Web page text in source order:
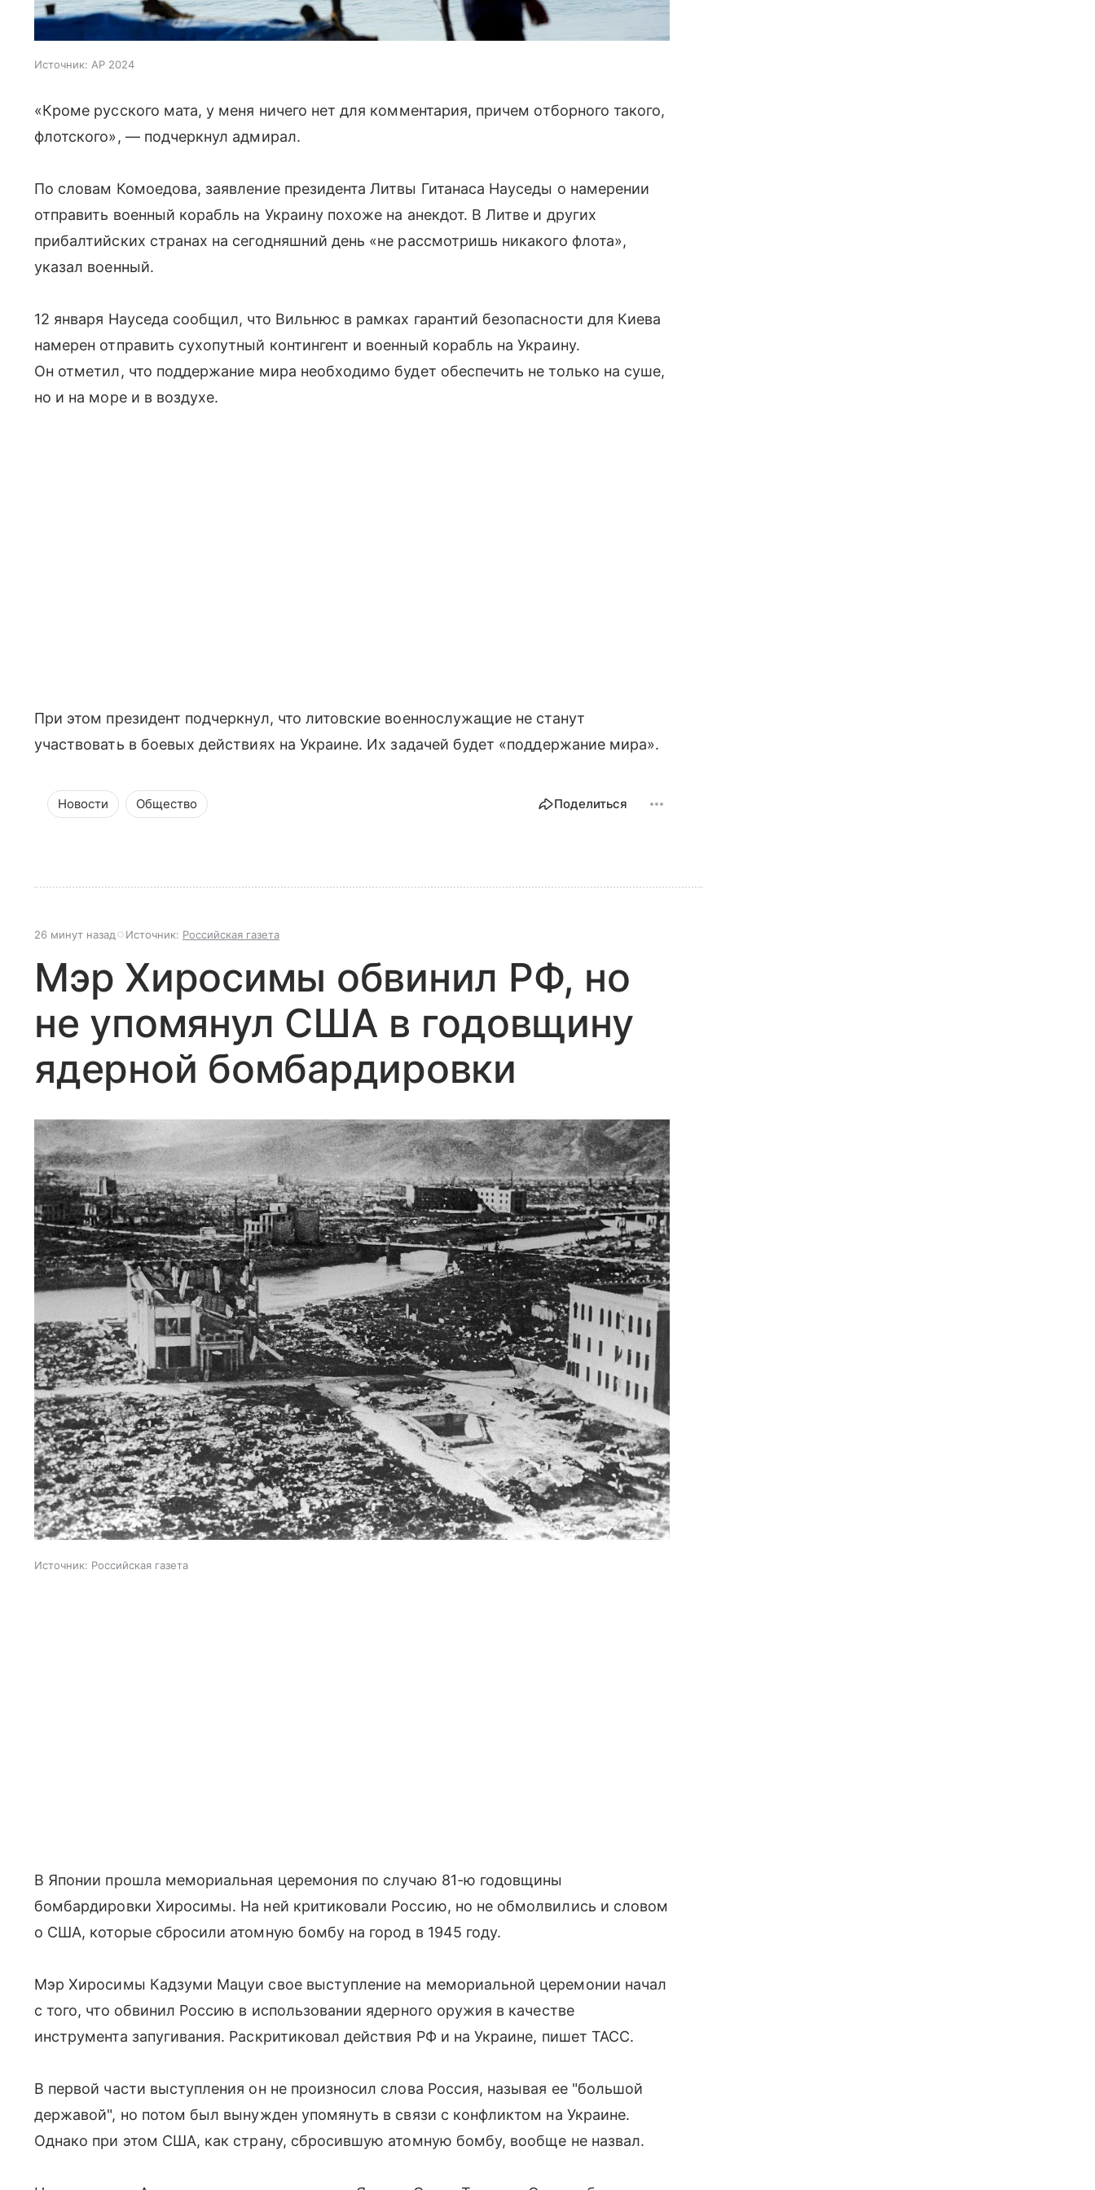
Источник: AP 2024
«Кроме русского мата, у меня ничего нет для комментария, причем отборного такого,
флотского», — подчеркнул адмирал.
По словам Комоедова, заявление президента Литвы Гитанаса Науседы о намерении
отправить военный корабль на Украину похоже на анекдот. В Литве и других
прибалтийских странах на сегодняшний день «не рассмотришь никакого флота»,
указал военный.
12 января Науседа сообщил, что Вильнюс в рамках гарантий безопасности для Киева
намерен отправить сухопутный контингент и военный корабль на Украину.
Он отметил, что поддержание мира необходимо будет обеспечить не только на суше,
но и на море и в воздухе.
При этом президент подчеркнул, что литовские военнослужащие не станут
участвовать в боевых действиях на Украине. Их задачей будет «поддержание мира».
Новости Общество Поделиться
26 минут назад Источник: Российская газета
Мэр Хиросимы обвинил РФ, но
не упомянул США в годовщину
ядерной бомбардировки
Источник: Российская газета
В Японии прошла мемориальная церемония по случаю 81-ю годовщины
бомбардировки Хиросимы. На ней критиковали Россию, но не обмолвились и словом
о США, которые сбросили атомную бомбу на город в 1945 году.
Мэр Хиросимы Кадзуми Мацуи свое выступление на мемориальной церемонии начал
с того, что обвинил Россию в использовании ядерного оружия в качестве
инструмента запугивания. Раскритиковал действия РФ и на Украине, пишет ТАСС.
В первой части выступления он не произносил слова Россия, называя ее "большой
державой", но потом был вынужден упомянуть в связи с конфликтом на Украине.
Однако при этом США, как страну, сбросившую атомную бомбу, вообще не назвал.